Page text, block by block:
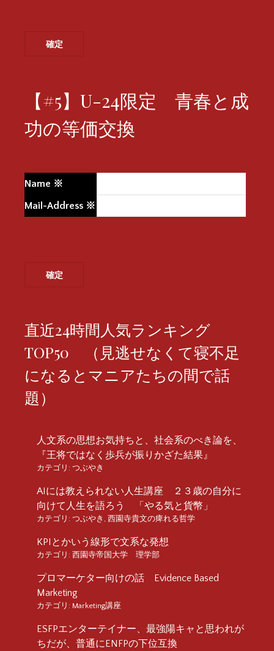
【#5】U-24限定 青春と成
功の等価交換
Name ※
Mail-Address ※
直近24時間人気ランキング
TOP50 （見逃せなくて寝不足
になるとマニアたちの間で話
題）
人文系の思想お気持ちと、社会系のべき論を、
『王将ではなく歩兵が振りかざた結果』
カテゴリ: つぶやき
AIには教えられない人生講座 ２３歳の自分に
向けて人生を語ろう 「やる気と貨幣」
カテゴリ: つぶやき , 西園寺貴文の痺れる哲学
KPIとかいう線形で文系な発想
カテゴリ: 西園寺帝国大学 理学部
プロマーケター向けの話 Evidence Based
Marketing
カテゴリ: Marketing講座
ESFPエンターテイナー、最強陽キャと思われが
ちだが、普通にENFPの下位互換